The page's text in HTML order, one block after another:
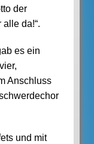
der
da!“.
es ein
Anschluss
und mit